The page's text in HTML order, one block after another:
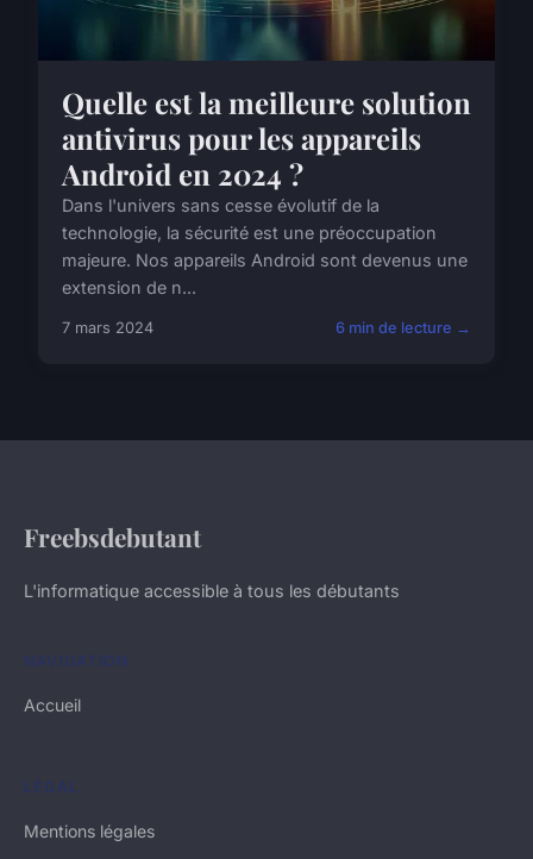
Quelle est la meilleure solution
antivirus pour les appareils
Android en 2024 ?
Dans l'univers sans cesse évolutif de la
technologie, la sécurité est une préoccupation
majeure. Nos appareils Android sont devenus une
extension de n...
7 mars 2024 6 min de lecture →
Freebsdebutant
L'informatique accessible à tous les débutants
NAVIGATION
Accueil
LÉGAL
Mentions légales